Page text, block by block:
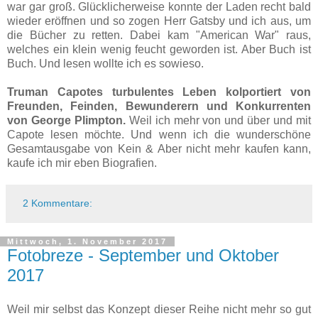
war gar groß. Glücklicherweise konnte der Laden recht bald
wieder eröffnen und so zogen Herr Gatsby und ich aus, um
die Bücher zu retten. Dabei kam "American War" raus,
welches ein klein wenig feucht geworden ist. Aber Buch ist
Buch. Und lesen wollte ich es sowieso.
Truman Capotes turbulentes Leben kolportiert von
Freunden, Feinden, Bewunderern und Konkurrenten
von George Plimpton.Weil ich mehr von und über und mit
Capote lesen möchte. Und wenn ich die wunderschöne
Gesamtausgabe von Kein & Aber nicht mehr kaufen kann,
kaufe ich mir eben Biografien.
2 Kommentare:
Mittwoch, 1. November 2017
Fotobreze - September und Oktober
2017
Weil mir selbst das Konzept dieser Reihe nicht mehr so gut